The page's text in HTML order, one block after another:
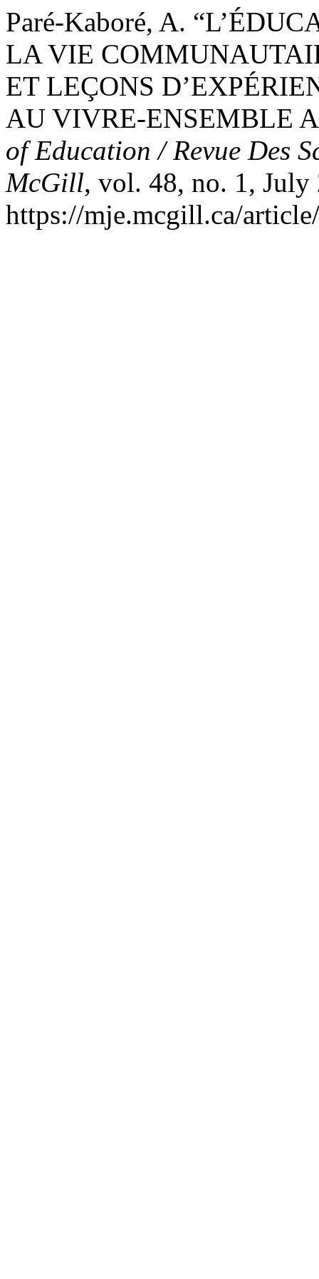
Paré-Kaboré, A.
LA VIE
ET LEÇONS
AU VIVRE-ENSEMBLE
of Education / Revue Des
McGill, vol. 48, no. 1, July
https://mje.mcgill.ca/